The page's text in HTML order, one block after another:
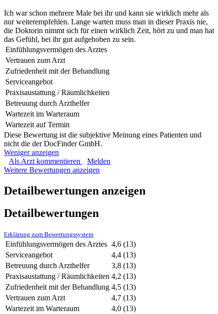
Ich war schon mehrere Male bei ihr und kann sie wirklich mehr als
nur weiterempfehlen. Lange warten muss man in dieser Praxis nie,
die Doktorin nimmt sich für einen wirklich Zeit, hört zu und man hat
das Gefühl, bei ihr gut aufgehoben zu sein.
Einfühlungsvermögen des Arztes
Vertrauen zum Arzt
Zufriedenheit mit der Behandlung
Serviceangebot
Praxisaustattung / Räumlichkeiten
Betreuung durch Arzthelfer
Wartezeit im Warteraum
Wartezeit auf Termin
Diese Bewertung ist die subjektive Meinung eines Patienten und
nicht die der DocFinder GmbH.
Weniger anzeigen
Als Arzt kommentieren
Melden
Weitere Bewertungen anzeigen
Detailbewertungen anzeigen
Detailbewertungen
Erklärung zum Bewertungssystem
Einfühlungsvermögen des Arztes 4,6 (13)
Serviceangebot
4,4 (13)
Betreuung durch Arzthelfer
3,8 (13)
Praxisaustattung / Räumlichkeiten 4,2 (13)
Zufriedenheit mit der Behandlung 4,5 (13)
Vertrauen zum Arzt
4,7 (13)
Wartezeit im Warteraum
4,0 (13)